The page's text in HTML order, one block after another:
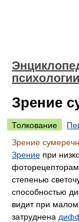
Зрение
Толкование
Зрение
Зрение при
степенью
способностью
видит при
затруднена